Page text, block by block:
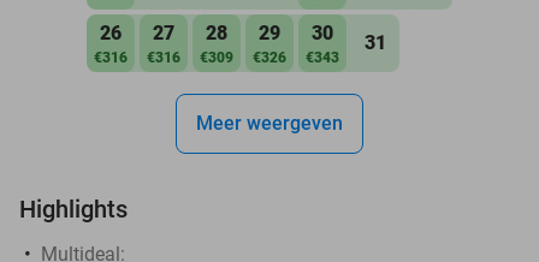
26
€316
27
€316
28
€309
29
€326
30
€343
31
Meer weergeven
Highlights
Multideal: